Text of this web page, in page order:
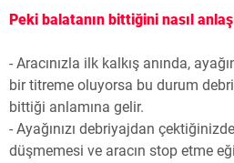
Peki balatanın bittiğini nasıl
- Aracınızla ilk kalkış anında,
bir titreme oluyorsa bu durum
bittiği anlamına gelir.
- Ayağınızı debriyajdan
düşmemesi ve aracın stop etme